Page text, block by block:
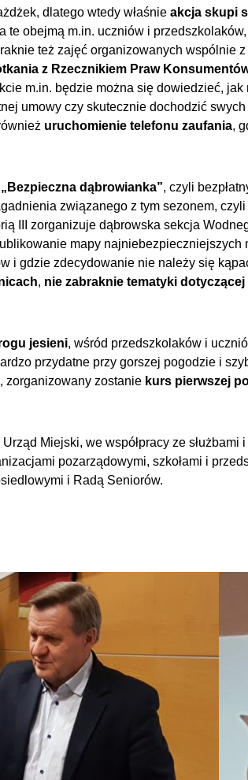
dlatego wtedy właśnie akcja skupi
te obejmą m.in. uczniów i
też zajęć organizowanych wspólnie
z Rzecznikiem Praw
m.in. będzie można się dowiedzieć, jak
umowy czy skutecznie dochodzić
uruchomienie telefonu zaufania,
„Bezpieczna dąbrowianka”, czyli
związanego z tym sezonem, czyli
III zorganizuje dąbrowska sekcja
mapy najniebezpieczniejszych
i gdzie zdecydowanie nie należy się
, nie zabraknie tematyki
jesieni, wśród przedszkolaków i
przydatne przy gorszej pogodzie i
zorganizowany zostanie kurs pierwszej
Miejski, we współpracy ze służbami
pozarządowymi, szkołami i
i Radą Seniorów.